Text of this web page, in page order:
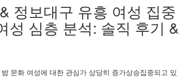
정보대구 유흥 여성 집중
성 심층 분석: 솔직 후기 &
문화 여성에 대한 관심가 상당히 증가상승집중되고 있